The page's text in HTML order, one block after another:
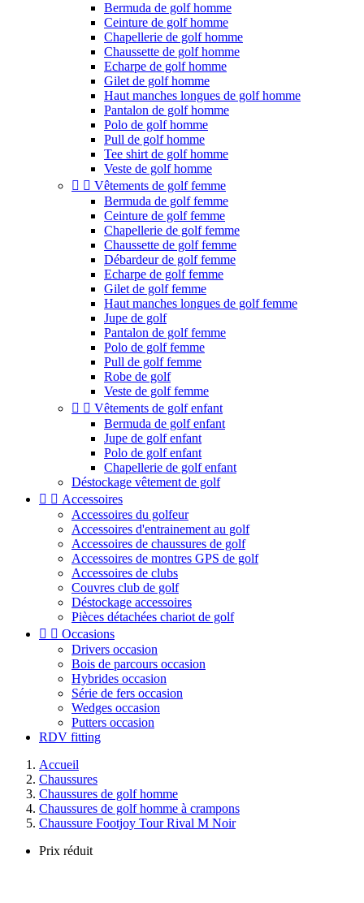
Bermuda de golf homme
Ceinture de golf homme
Chapellerie de golf homme
Chaussette de golf homme
Echarpe de golf homme
Gilet de golf homme
Haut manches longues de golf homme
Pantalon de golf homme
Polo de golf homme
Pull de golf homme
Tee shirt de golf homme
Veste de golf homme
  Vêtements de golf femme
Bermuda de golf femme
Ceinture de golf femme
Chapellerie de golf femme
Chaussette de golf femme
Débardeur de golf femme
Echarpe de golf femme
Gilet de golf femme
Haut manches longues de golf femme
Jupe de golf
Pantalon de golf femme
Polo de golf femme
Pull de golf femme
Robe de golf
Veste de golf femme
  Vêtements de golf enfant
Bermuda de golf enfant
Jupe de golf enfant
Polo de golf enfant
Chapellerie de golf enfant
Déstockage vêtement de golf
  Accessoires
Accessoires du golfeur
Accessoires d'entrainement au golf
Accessoires de chaussures de golf
Accessoires de montres GPS de golf
Accessoires de clubs
Couvres club de golf
Déstockage accessoires
Pièces détachées chariot de golf
  Occasions
Drivers occasion
Bois de parcours occasion
Hybrides occasion
Série de fers occasion
Wedges occasion
Putters occasion
RDV fitting
Accueil
Chaussures
Chaussures de golf homme
Chaussures de golf homme à crampons
Chaussure Footjoy Tour Rival M Noir
Prix réduit